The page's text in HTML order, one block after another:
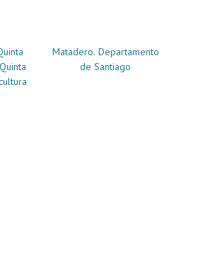
Matadero. Departamento
de Santiago